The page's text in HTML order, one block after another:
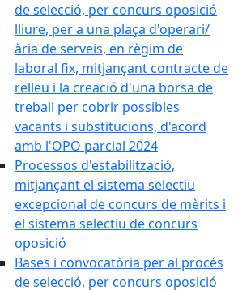
de selecció, per concurs oposició
lliure, per a una plaça d'operari/
ària de serveis, en règim de
laboral fix, mitjançant contracte de
relleu i la creació d'una borsa de
treball per cobrir possibles
vacants i substitucions, d'acord
amb l'OPO parcial 2024
Processos d'estabilització,
mitjançant el sistema selectiu
excepcional de concurs de mèrits i
el sistema selectiu de concurs
oposició
Bases i convocatòria per al procés
de selecció, per concurs oposició